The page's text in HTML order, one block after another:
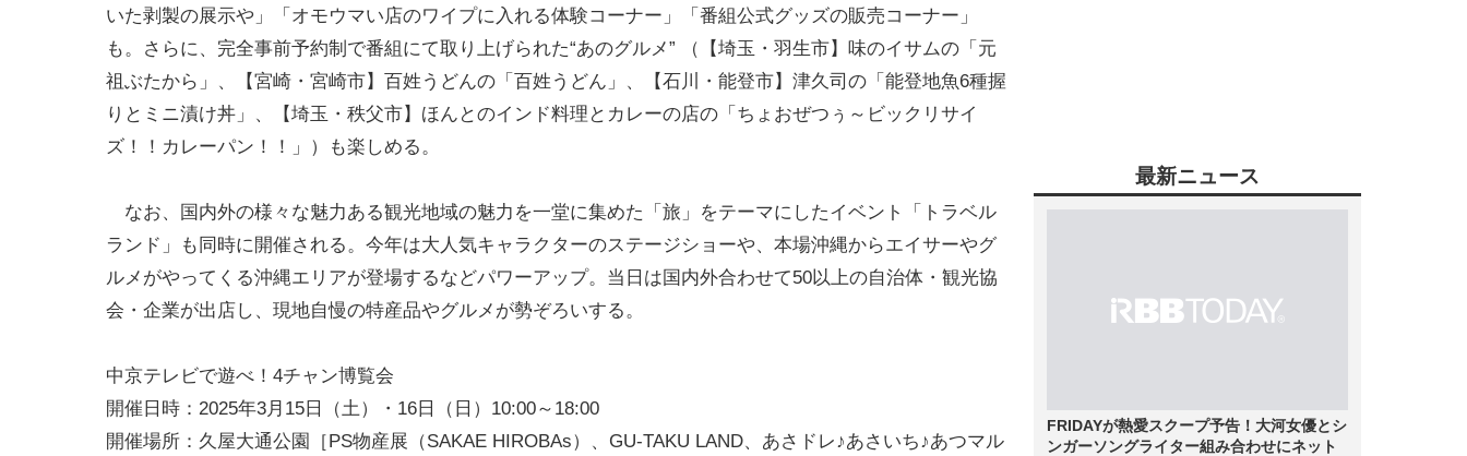
いた剥製の展示や」「オモウマい店のワイプに入れる体験コーナー」「番組公式グッズの販売コーナー」
も。さらに、完全事前予約制で番組にて取り上げられた“あのグルメ” （【埼玉・羽生市】味のイサムの「元
祖ぶたから」、【宮崎・宮崎市】百姓うどんの「百姓うどん」、【石川・能登市】津久司の「能登地魚6種握
りとミニ漬け丼」、【埼玉・秩父市】ほんとのインド料理とカレーの店の「ちょおぜつぅ～ビックリサイ
ズ！！カレーパン！！」）も楽しめる。
なお、国内外の様々な魅力ある観光地域の魅力を一堂に集めた「旅」をテーマにしたイベント「トラベル
ランド」も同時に開催される。今年は大人気キャラクターのステージショーや、本場沖縄からエイサーやグ
ルメがやってくる沖縄エリアが登場するなどパワーアップ。当日は国内外合わせて50以上の自治体・観光協
会・企業が出店し、現地自慢の特産品やグルメが勢ぞろいする。
中京テレビで遊べ！4チャン博覧会
開催日時：2025年3月15日（土）・16日（日）10:00～18:00
開催場所：久屋大通公園［PS物産展（SAKAE HIROBAs）、GU-TAKU LAND、あさドレ♪あさいち♪あつマル
最新ニュース
FRIDAYが熱愛スクープ予告！大河女優とシ
ンガーソングライター組み合わせにネット